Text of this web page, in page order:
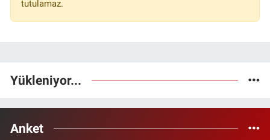
tutulamaz.
Yükleniyor...
Anket